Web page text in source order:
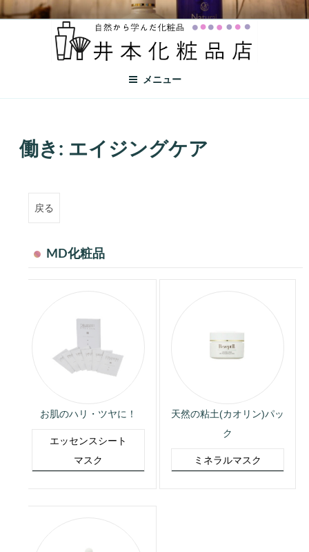
井本化粧品店
自然から学んだ化粧品
メニュー
働き: エイジングケア
戻る
MD化粧品
お肌のハリ・ツヤに！
エッセンスシート
マスク
天然の粘土(カオリン)パッ
ク
ミネラルマスク